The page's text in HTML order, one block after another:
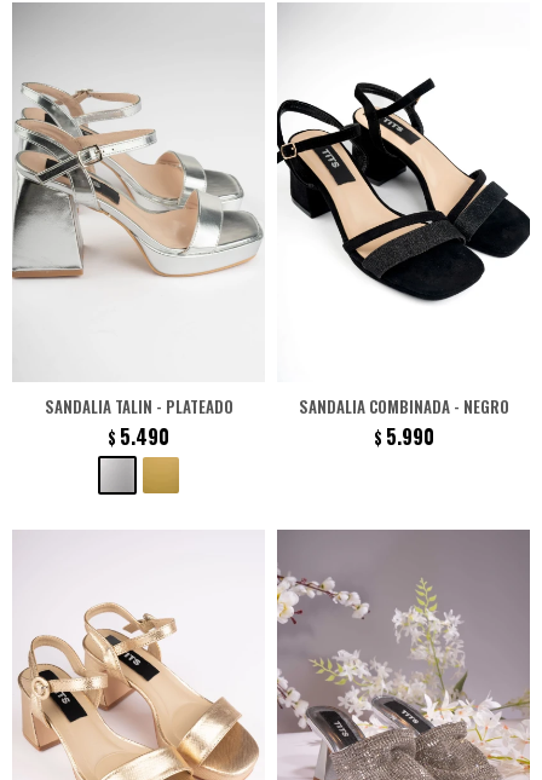
SANDALIA TALIN - PLATEADO
$ 5.490
SANDALIA COMBINADA - NEGRO
$ 5.990